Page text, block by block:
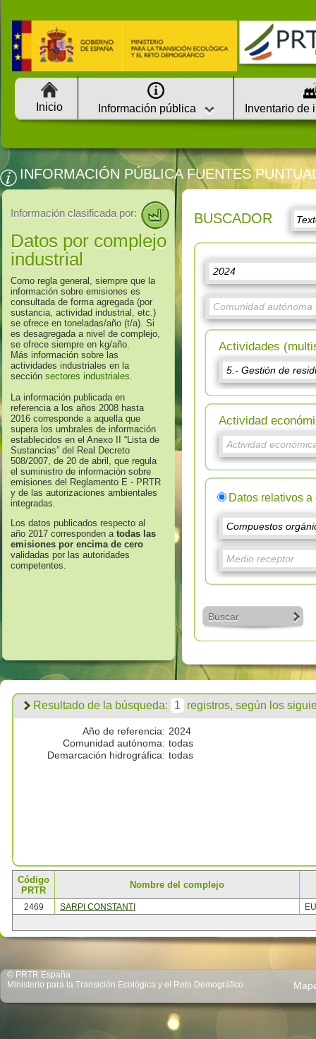
Inicio Información pública Inventario de
INFORMACIÓN PÚBLICA FUENTES
Información clasificada por:
Datos por complejo
industrial
Como regla general, siempre que la
información sobre emisiones es
consultada de forma agregada (por
sustancia, actividad industrial, etc.)
se ofrece en toneladas/año (t/a). Si
es desagregada a nivel de complejo,
se ofrece siempre en kg/año.
Más información sobre las
actividades industriales en la
sección sectores industriales.
La información publicada en
referencia a los años 2008 hasta
2016 corresponde a aquella que
supera los umbrales de información
establecidos en el Anexo II “Lista de
Sustancias” del Real Decreto
508/2007, de 20 de abril, que regula
el suministro de información sobre
emisiones del Reglamento E - PRTR
y de las autorizaciones ambientales
integradas.
Los datos publicados respecto al
año 2017 corresponden atodas las
emisiones por encima de cero
validadas por las autoridades
competentes.
BUSCADOR
Actividades
Actividad
Datos relativos
Buscar
Resultado de la búsqueda: 1 registros, según los
Año de referencia: 2024
Comunidad autónoma: todas
Demarcación hidrográfica: todas
Código
PRTR
Nombre del complejo
2469 SARPI CONSTANTI
© PRTR España
Ministerio para la Transición Ecológica y el Reto Demográfico